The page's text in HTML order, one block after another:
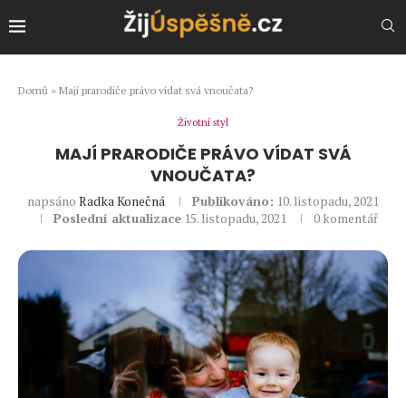
Domů » Mají prarodiče právo vídat svá vnoučata?
Životní styl
MAJÍ PRARODIČE PRÁVO VÍDAT SVÁ
VNOUČATA?
napsáno Radka Konečná Publikováno: 10. listopadu, 2021
Poslední aktualizace 15. listopadu, 2021 0 komentář